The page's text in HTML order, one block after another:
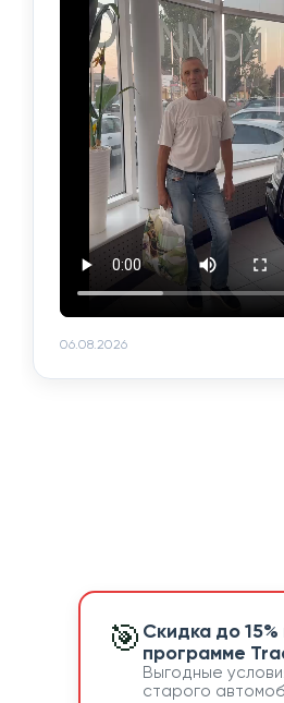
06.08.2026
🎯 Скидка до
программе
Выгодные
старого